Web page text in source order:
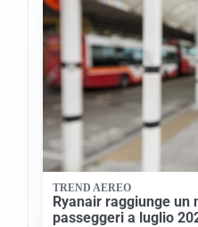
TREND AEREO
Ryanair raggiunge un
passeggeri a luglio